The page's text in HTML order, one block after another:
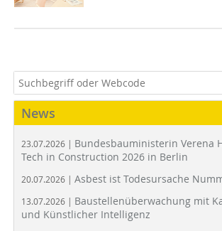
News
23.07.2026 | Bundesbauministerin Verena
Tech in Construction 2026 in Berlin
20.07.2026 | Asbest ist Todesursache
13.07.2026 | Baustellenüberwachung mit
und Künstlicher Intelligenz